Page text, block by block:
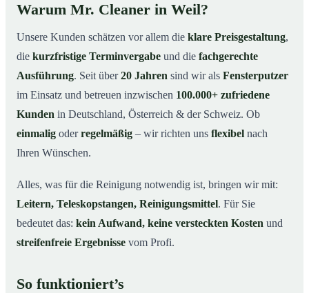
Warum Mr. Cleaner in Weil?
Unsere Kunden schätzen vor allem die klare Preisgestaltung,
die kurzfristige Terminvergabe und die fachgerechte
Ausführung. Seit über20 Jahren sind wir als Fensterputzer
im Einsatz und betreuen inzwischen 100.000+ zufriedene
Kunden in Deutschland, Österreich & der Schweiz. Ob
einmalig oderregelmäßig – wir richten uns flexibel nach
Ihren Wünschen.
Alles, was für die Reinigung notwendig ist, bringen wir mit:
Leitern, Teleskopstangen, Reinigungsmittel. Für Sie
bedeutet das: kein Aufwand, keine versteckten Kosten und
streifenfreie Ergebnisse vom Profi.
So funktioniert’s